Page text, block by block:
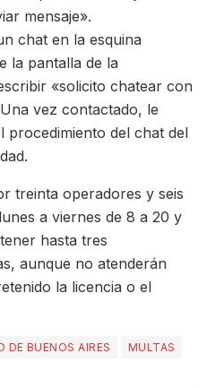
mensaje».
chat en la esquina
la pantalla de la
«solicito chatear con
vez contactado, le
procedimiento del chat del
treinta operadores y seis
a viernes de 8 a 20 y
hasta tres
aunque no atenderán
la licencia o el
DE BUENOS AIRES MULTAS